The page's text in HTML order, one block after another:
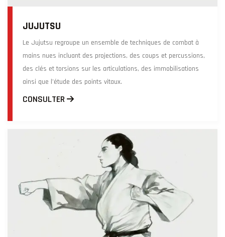
JUJUTSU
Le Jujutsu regroupe un ensemble de techniques de combat à
mains nues incluant des projections, des coups et percussions,
des clés et torsions sur les articulations, des immobilisations
ainsi que l’étude des points vitaux.
CONSULTER